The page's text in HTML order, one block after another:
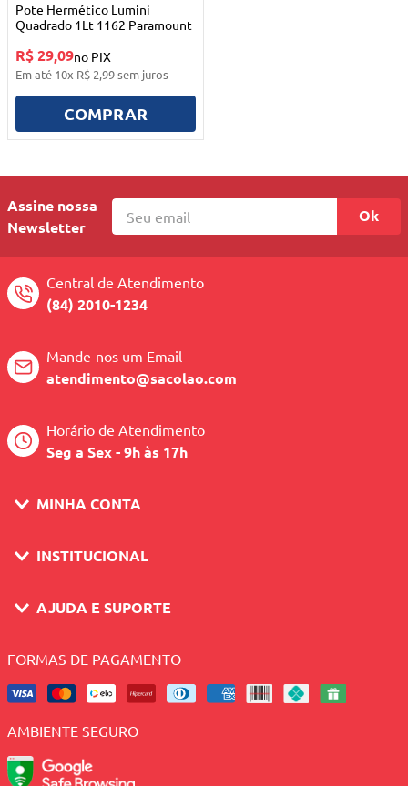
Pote Hermético Lumini
Quadrado 1Lt 1162 Paramount
R$ 29,09no PIX
Em até 10x R$ 2,99sem juros
COMPRAR
Assine nossa
Newsletter
Ok
Central de Atendimento
(84) 2010-1234
Mande-nos um Email
atendimento@sacolao.com
Horário de Atendimento
Seg a Sex - 9h às 17h
MINHA CONTA
INSTITUCIONAL
AJUDA E SUPORTE
FORMAS DE PAGAMENTO
AMBIENTE SEGURO